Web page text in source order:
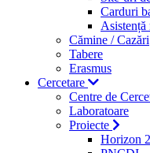
Carduri
Asistență
Cămine / Cazări
Tabere
Erasmus
Cercetare
Centre de
Laboratoare
Proiecte
Horizon